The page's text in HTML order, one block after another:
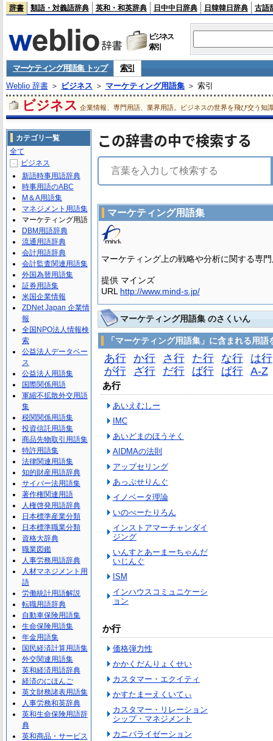
辞書 類語・対義語辞典 英和・和英辞典 日中中日辞典 日韓韓日辞典 古語
ビジネス
索引
マーケティング用語集 トップ
索引
Weblio 辞書＞ ビジネス ＞ マーケティング用語集＞ 索引
ビジネス 企業情報、専門用語、業界用語。ビジネスの世界を飛び交う知
この辞書の中で検索する
マーケティング用語集
マーケティング上の戦略や分析に関する専
提供 マインズ
URL http://www.mind-s.jp/
マーケティング用語集 のさくいん
「マーケティング用語集」に含まれる用
あ行 か行 さ行 た行 な行
は行
が行
ざ行 だ行 ば行 ぱ行 A-Z
あ行
あいえむしー
IMC
あいどまのほうそく
AIDMAの法則
アップセリング
あっぷせりんぐ
イノベータ理論
いのべーたりろん
インストアマーチャンダイ
ジング
いんすとあーまーちゃんだ
いじんぐ
ISM
インハウスコミュニケーシ
ョン
か行
価格弾力性
かかくだんりょくせい
カスタマー・エクイティ
かすたまーえくいてぃ
カスタマー・リレーション
シップ・マネジメント
カニバライゼーション
カテゴリ一覧
全て
－
ビジネス
新語時事用語辞典
時事用語のABC
M＆A用語集
マネジメント用語集
マーケティング用語
DBM用語辞典
流通用語辞典
会計用語辞典
会計監査関連用語集
外国為替用語集
証券用語集
米国企業情報
ZDNet Japan 企業情
報
全国NPO法人情報検
索
公益法人データベー
ス
公益法人用語集
国際関係用語
軍縮不拡散外交用語
集
税関関係用語集
投資信託用語集
商品先物取引用語集
特許用語集
法律関連用語集
知的財産用語辞典
サイバー法用語集
著作権関連用語
人権啓発用語辞典
日本標準産業分類
日本標準職業分類
資格大辞典
職業図鑑
人事労務用語辞典
人材マネジメント用
語
労働統計用語解説
転職用語辞典
自動車保険用語集
生命保険用語集
年金用語集
国民経済計算用語集
外交関連用語集
英和経済用語辞典
経済のにほんご
英文財務諸表用語集
人事労務和英辞典
英和生命保険用語辞
典
英和商品・サービス